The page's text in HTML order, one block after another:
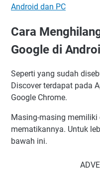
Android dan PC
Cara
Google di
Seperti yang sudah
Discover terdapat pada
Google Chrome.
Masing-masing
mematikannya. Untuk
bawah ini.